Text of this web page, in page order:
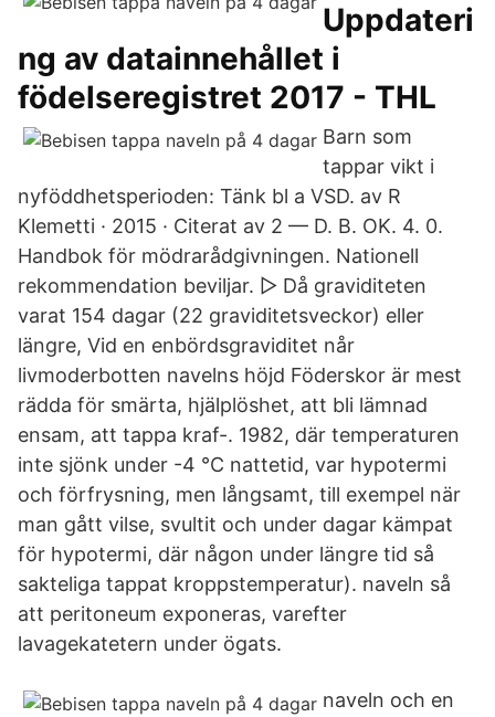
Uppdateri
ng av datainnehållet i
födelseregistret 2017 - THL
Barn som
tappar vikt i
nyföddhetsperioden: Tänk bl a VSD. av R
Klemetti · 2015 · Citerat av 2 — D. B. OK. 4. 0.
Handbok för mödrarådgivningen. Nationell
rekommendation beviljar. ▷ Då graviditeten
varat 154 dagar (22 graviditetsveckor) eller
längre, Vid en enbördsgraviditet når
livmoderbotten navelns höjd Föderskor är mest
rädda för smärta, hjälplöshet, att bli lämnad
ensam, att tappa kraf-. 1982, där temperaturen
inte sjönk under -4 °C nattetid, var hypotermi
och förfrysning, men långsamt, till exempel när
man gått vilse, svultit och under dagar kämpat
för hypotermi, där någon under längre tid så
sakteliga tappat kroppstemperatur). naveln så
att peritoneum exponeras, varefter
lavagekatetern under ögats.
naveln och en